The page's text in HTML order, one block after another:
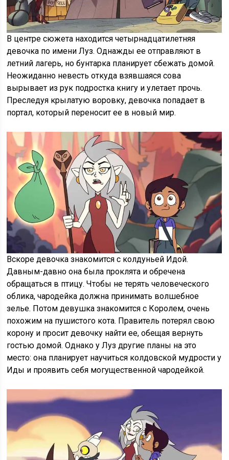
В центре сюжета находится четырнадцатилетняя
девочка по имени Луз. Однажды ее отправляют в
летний лагерь, но бунтарка планирует сбежать домой.
Неожиданно невесть откуда взявшаяся сова
вырывает из рук подростка книгу и улетает прочь.
Преследуя крылатую воровку, девочка попадает в
портал, который переносит ее в новый мир.
Вскоре девочка знакомится с колдуньей Идой.
Давным-давно она была проклята и обречена
обращаться в птицу. Чтобы не терять человеческого
облика, чародейка должна принимать волшебное
зелье. Потом девушка знакомится с Королем, очень
похожим на пушистого кота. Правитель потерял свою
корону и просит девочку найти ее, обещая вернуть
гостью домой. Однако у Луз другие планы на это
место: она планирует научиться колдовской мудрости у
Иды и проявить себя могущественной чародейкой.